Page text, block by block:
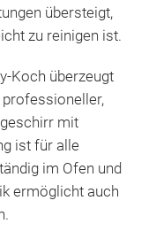
übersteigt,
zu reinigen ist.
Koch überzeugt
mit
ist für alle
im Ofen und
ermöglicht auch